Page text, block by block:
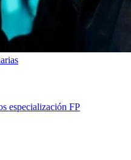
especialización FP